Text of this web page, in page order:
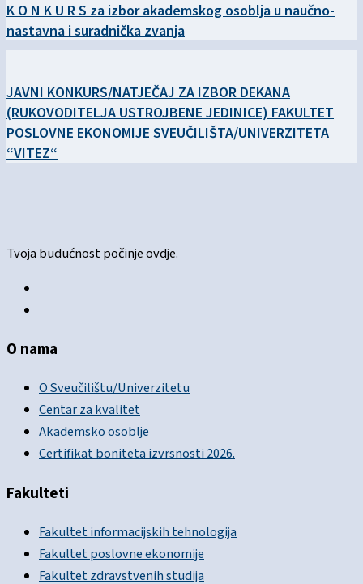
K O N K U R S za izbor akademskog osoblja u naučno-
nastavna i suradnička zvanja
JAVNI KONKURS/NATJEČAJ ZA IZBOR DEKANA
(RUKOVODITELJA USTROJBENE JEDINICE) FAKULTET
POSLOVNE EKONOMIJE SVEUČILIŠTA/UNIVERZITETA
“VITEZ“
Tvoja budućnost počinje ovdje.
O nama
O Sveučilištu/Univerzitetu
Centar za kvalitet
Akademsko osoblje
Certifikat boniteta izvrsnosti 2026.
Fakulteti
Fakultet informacijskih tehnologija
Fakultet poslovne ekonomije
Fakultet zdravstvenih studija